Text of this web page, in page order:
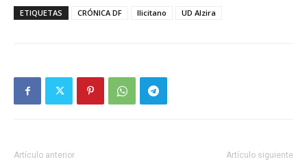
ETIQUETAS CRÓNICA DF Ilicitano UD Alzira
Artículo anterior Artículo siguiente